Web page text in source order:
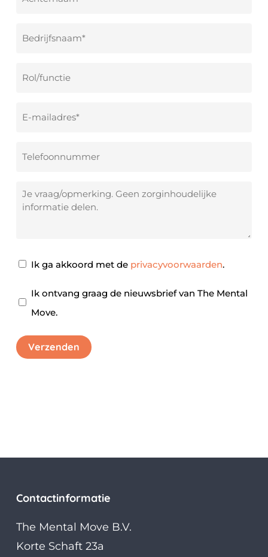
Bedrijfsnaam
Rol/functie
E-
Telefoonnummer
Je
vraag/opmerking
Privacy
Ik ga akkoord met de privacyvoorwaarden.
Nieuwsbrief
Ik ontvang graag de nieuwsbrief van The Mental
Move.
Verzenden
Contactinformatie
The Mental Move B.V.
Korte Schaft 23a